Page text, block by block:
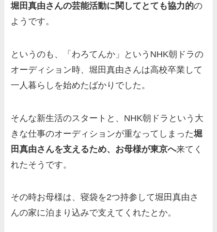
堀田真由さんの芸能活動に関してとても協力的の
ようです。
というのも、「わろてんか」というNHK朝ドラの
オーディション時、堀田真由さんは高校卒業して
一人暮らしを始めたばかりでした。
そんな新生活のスタートと、NHK朝ドラという大
きな仕事のオーディションが重なってしまった堀
田真由さんを支えるため、お母様が東京へ来てく
れたそうです。
その時お母様は、寝袋を2つ持参して堀田真由さ
んの家に泊まり込みで支えてくれたとか。